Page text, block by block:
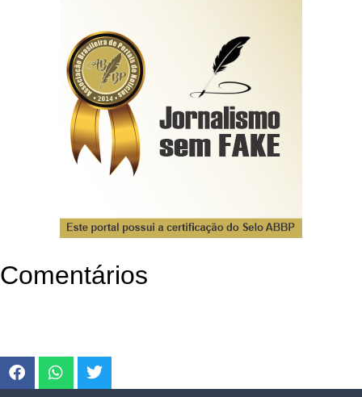
Comentários